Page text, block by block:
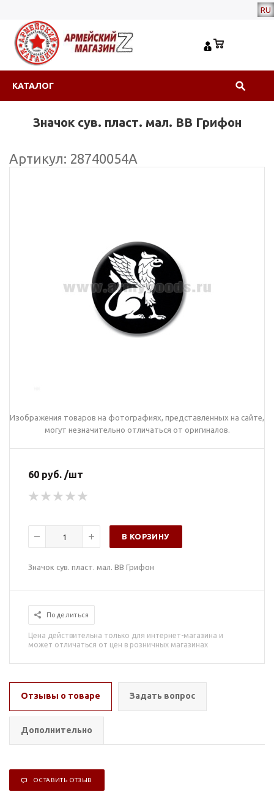
RU
КАТАЛОГ
Значок сув. пласт. мал. ВВ Грифон
Артикул: 28740054А
Изображения товаров на фотографиях, представленных на сайте,
могут незначительно отличаться от оригиналов.
60 руб. /шт
В КОРЗИНУ
Значок сув. пласт. мал. ВВ Грифон
Поделиться
Цена действительна только для интернет-магазина и
может отличаться от цен в розничных магазинах
Отзывы о товаре Задать вопрос
Дополнительно
ОСТАВИТЬ ОТЗЫВ